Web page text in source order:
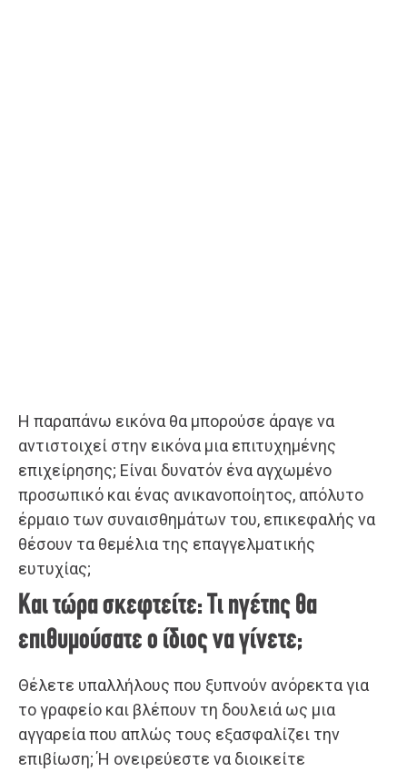
Η παραπάνω εικόνα θα μπορούσε άραγε να
αντιστοιχεί στην εικόνα μια επιτυχημένης
επιχείρησης; Είναι δυνατόν ένα αγχωμένο
προσωπικό και ένας ανικανοποίητος, απόλυτο
έρμαιο των συναισθημάτων του, επικεφαλής να
θέσουν τα θεμέλια της επαγγελματικής
ευτυχίας;
Και τώρα σκεφτείτε: Tι ηγέτης θα
επιθυμούσατε ο ίδιος να γίνετε;
Θέλετε υπαλλήλους που ξυπνούν ανόρεκτα για
το γραφείο και βλέπουν τη δουλειά ως μια
αγγαρεία που απλώς τους εξασφαλίζει την
επιβίωση; Ή ονειρεύεστε να διοικείτε